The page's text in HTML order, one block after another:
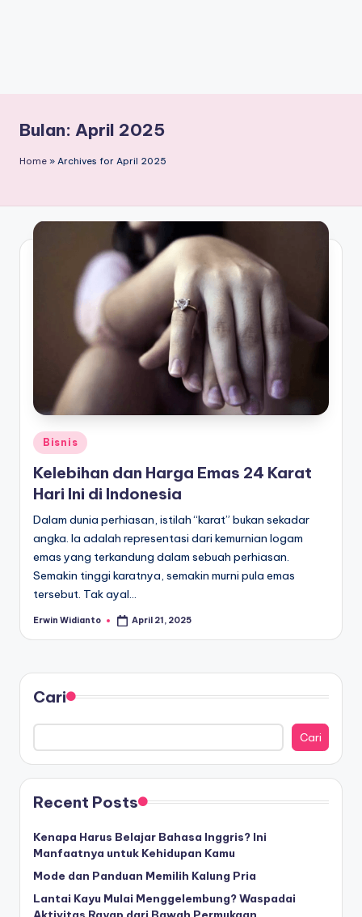
Bulan: April 2025
Home » Archives for April 2025
Posted
in
Bisnis
Kelebihan dan Harga Emas 24 Karat
Hari Ini di Indonesia
Dalam dunia perhiasan, istilah “karat” bukan sekadar
angka. Ia adalah representasi dari kemurnian logam
emas yang terkandung dalam sebuah perhiasan.
Semakin tinggi karatnya, semakin murni pula emas
tersebut. Tak ayal…
Posted
Erwin Widianto April 21, 2025
Cari
Cari
Recent Posts
Kenapa Harus Belajar Bahasa Inggris? Ini
Manfaatnya untuk Kehidupan Kamu
Mode dan Panduan Memilih Kalung Pria
Lantai Kayu Mulai Menggelembung? Waspadai